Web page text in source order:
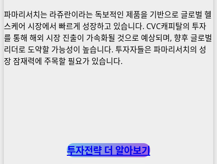
파마리서치는 라쥬란이라는 독보적인 제품을 기반으로 글로벌 헬
스케어 시장에서 빠르게 성장하고 있습니다. CVC캐피탈의 투자
를 통해 해외 시장 진출이 가속화될 것으로 예상되며, 향후 글로벌
리더로 도약할 가능성이 높습니다. 투자자들은 파마리서치의 성
장 잠재력에 주목할 필요가 있습니다.
투자전략 더 알아보기